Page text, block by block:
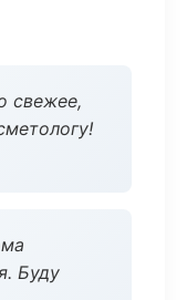
свежее,
Буду